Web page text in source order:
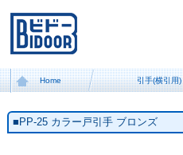
Home 引手(横引用)
■PP-25 カラー戸引手 ブロンズ